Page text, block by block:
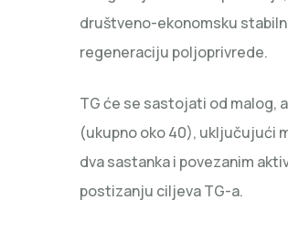
društveno-ekonomsku
regeneraciju poljoprivrede.
TG će se sastojati od malog,
(ukupno oko 40), uključujući
dva sastanka i povezanim
postizanju ciljeva TG-a.